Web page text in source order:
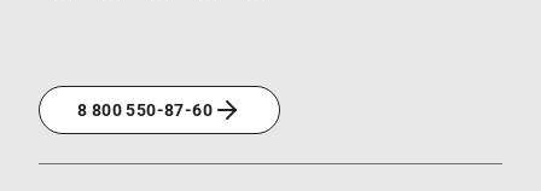
8 800 550-87-60